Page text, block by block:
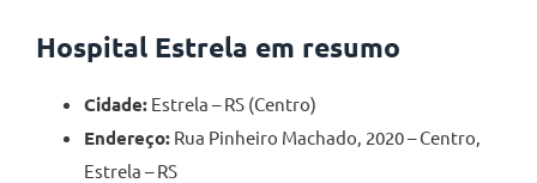
Hospital Estrela em resumo
Cidade: Estrela – RS (Centro)
Endereço: Rua Pinheiro Machado, 2020 – Centro,
Estrela – RS